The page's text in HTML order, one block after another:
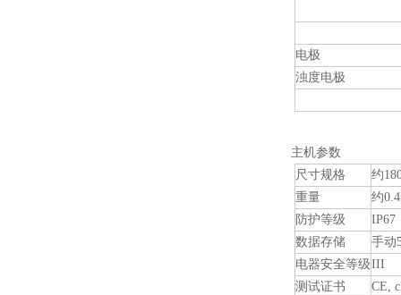
电极
浊度电极
主机参数
尺寸规格
约
重量
约
防护等级
IP67
数据存储
手动
电器安全等级III
测试证书
CE,